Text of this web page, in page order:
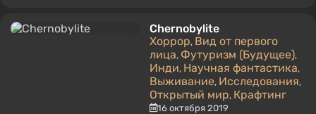
Chernobylite
Хоррор, Вид от первого
лица, Футуризм (Будущее),
Инди, Научная фантастика,
Выживание, Исследования,
Открытый мир, Крафтинг
16 октября 2019